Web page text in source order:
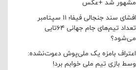
مشهور شد +عکس
افشای سند جنجالی فیفا؛ ۱۱ سپتامبر
تعداد تیم‌های جام جهانی ۶۴تایی
می‌شود؟
اعتراف بامزه یک ملی‌پوش دعوت‌نشده:
وسط بازی تیم ملی خوابم برد!